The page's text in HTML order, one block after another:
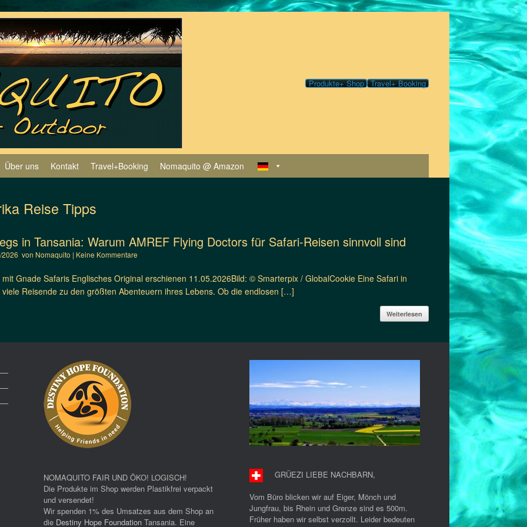
Produkte+ Shop Travel+ Booking
Über uns Kontakt Travel+Booking Nomaquito @ Amazon
Reise Tipps
in Tansania: Warum AMREF Flying Doctors für Safari-Reisen sinnvoll sind
2026 von Nomaquito | Keine Kommentare
Gnade Safaris Englisches Original erschienen 11.05.2026Bild: © Smarterpix / GlobalCookie Eine Safari in
Reisende zu den größten Abenteuern ihres Lebens. Ob die endlosen […]
Weiterlesen
NOMAQUITO FAIR UND ÖKO! LOGISCH!
Die Produkte im Shop werden Plastikfrei verpackt
und versendet!
Wir spenden 1% des Umsatzes aus dem Shop an
die Destiny Hope Foundation Tansania. Eine
GRÜEZI LIEBE NACHBARN,
Vom Büro blicken wir auf Eiger, Mönch und
Jungfrau, bis Rhein und Grenze sind es 500m.
Früher haben wir selbst verzollt. Leider bedeuten